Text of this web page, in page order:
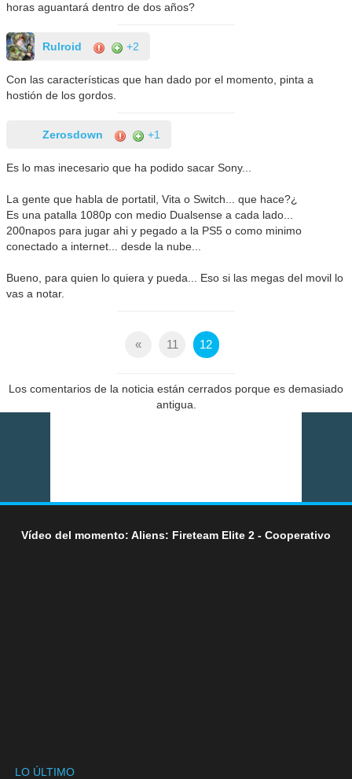
horas aguantará dentro de dos años?
Rulroid +2
Con las características que han dado por el momento, pinta a
hostión de los gordos.
Zerosdown +1
Es lo mas inecesario que ha podido sacar Sony...
La gente que habla de portatil, Vita o Switch... que hace?¿
Es una patalla 1080p con medio Dualsense a cada lado...
200napos para jugar ahi y pegado a la PS5 o como minimo
conectado a internet... desde la nube...
Bueno, para quien lo quiera y pueda... Eso si las megas del movil lo
vas a notar.
« 11 12
Los comentarios de la noticia están cerrados porque es demasiado
antigua.
Vídeo del momento: Aliens: Fireteam Elite 2 - Cooperativo
LO ÚLTIMO